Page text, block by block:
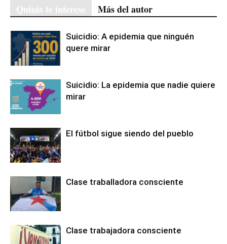
Quizás te interese Más del autor
Suicidio: A epidemia que ninguén
quere mirar
Suicidio: La epidemia que nadie quiere
mirar
El fútbol sigue siendo del pueblo
Clase traballadora consciente
Clase trabajadora consciente